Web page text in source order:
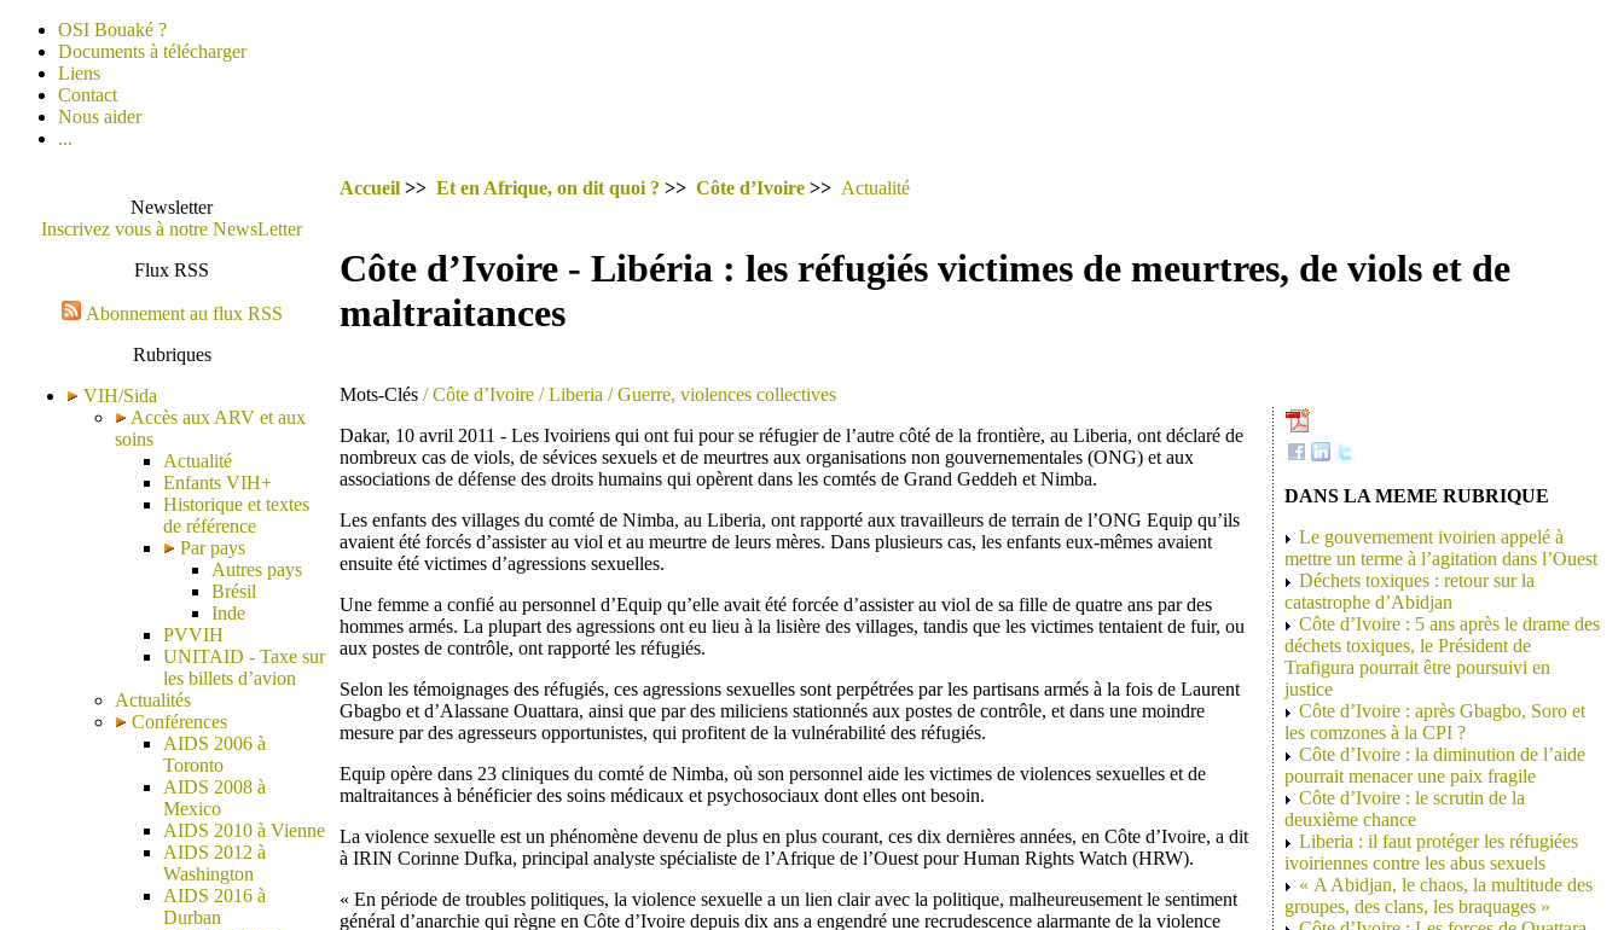
OSI Bouaké ?
Documents à télécharger
Liens
Contact
Nous aider
...
Newsletter
Inscrivez vous à notre NewsLetter
Flux RSS
Abonnement au flux RSS
Rubriques
VIH/Sida
Accès aux ARV et aux
soins
Actualité
Enfants VIH+
Historique et textes
de référence
Par pays
Autres pays
Brésil
Inde
PVVIH
UNITAID - Taxe sur
les billets d’avion
Actualités
Conférences
AIDS 2006 à
Toronto
AIDS 2008 à
Mexico
AIDS 2010 à Vienne
AIDS 2012 à
Washington
AIDS 2016 à
Durban
Accueil >> Et en Afrique, on dit quoi ? >> Côte d’Ivoire >> Actualité
Côte d’Ivoire - Libéria : les réfugiés victimes de meurtres, de viols et de
maltraitances
Mots-Clés / Côte d’Ivoire / Liberia / Guerre, violences collectives
Dakar, 10 avril 2011 - Les Ivoiriens qui ont fui pour se réfugier de l’autre côté de la frontière, au Liberia, ont déclaré de
nombreux cas de viols, de sévices sexuels et de meurtres aux organisations non gouvernementales (ONG) et aux
associations de défense des droits humains qui opèrent dans les comtés de Grand Geddeh et Nimba.
Les enfants des villages du comté de Nimba, au Liberia, ont rapporté aux travailleurs de terrain de l’ONG Equip qu’ils
avaient été forcés d’assister au viol et au meurtre de leurs mères. Dans plusieurs cas, les enfants eux-mêmes avaient
ensuite été victimes d’agressions sexuelles.
Une femme a confié au personnel d’Equip qu’elle avait été forcée d’assister au viol de sa fille de quatre ans par des
hommes armés. La plupart des agressions ont eu lieu à la lisière des villages, tandis que les victimes tentaient de fuir, ou
aux postes de contrôle, ont rapporté les réfugiés.
Selon les témoignages des réfugiés, ces agressions sexuelles sont perpétrées par les partisans armés à la fois de Laurent
Gbagbo et d’Alassane Ouattara, ainsi que par des miliciens stationnés aux postes de contrôle, et dans une moindre
mesure par des agresseurs opportunistes, qui profitent de la vulnérabilité des réfugiés.
Equip opère dans 23 cliniques du comté de Nimba, où son personnel aide les victimes de violences sexuelles et de
maltraitances à bénéficier des soins médicaux et psychosociaux dont elles ont besoin.
La violence sexuelle est un phénomène devenu de plus en plus courant, ces dix dernières années, en Côte d’Ivoire, a dit
à IRIN Corinne Dufka, principal analyste spécialiste de l’Afrique de l’Ouest pour Human Rights Watch (HRW).
« En période de troubles politiques, la violence sexuelle a un lien clair avec la politique, malheureusement le sentiment
général d’anarchie qui règne en Côte d’Ivoire depuis dix ans a engendré une recrudescence alarmante de la violence
DANS LA MEME RUBRIQUE
Le gouvernement ivoirien appelé à
mettre un terme à l’agitation dans l’Ouest
Déchets toxiques : retour sur la
catastrophe d’Abidjan
Côte d’Ivoire : 5 ans après le drame des
déchets toxiques, le Président de
Trafigura pourrait être poursuivi en
justice
Côte d’Ivoire : après Gbagbo, Soro et
les comzones à la CPI ?
Côte d’Ivoire : la diminution de l’aide
pourrait menacer une paix fragile
Côte d’Ivoire : le scrutin de la
deuxième chance
Liberia : il faut protéger les réfugiées
ivoiriennes contre les abus sexuels
« A Abidjan, le chaos, la multitude des
groupes, des clans, les braquages »